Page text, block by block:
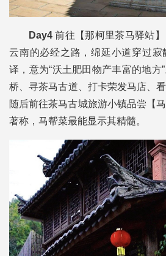
Day4前往【那柯里茶马驿站
云南的必经之路，绵延小道穿过
译，意为“沃土肥田物产丰富的地方
桥、寻茶马古道、打卡荣发马店、
随后前往茶马古城旅游小镇品尝【
著称，马帮菜最能显示其精髓。